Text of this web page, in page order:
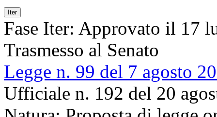
Iter
Fase Iter: Approvato il 17
Trasmesso al Senato
Legge n. 99 del 7 agosto
Ufficiale n. 192 del 20